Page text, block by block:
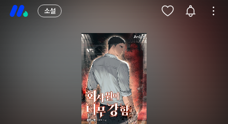
소설